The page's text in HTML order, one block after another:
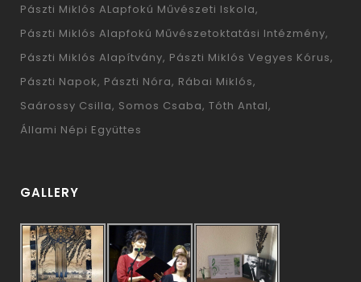
Pászti Miklós ALapfokú Művészeti Iskola
Pászti Miklós Alapfokú Művészetoktatási Intézmény
Pászti Miklós Alapítvány Pászti Miklós Vegyes Kórus
Pászti Napok Pászti Nóra Rábai Miklós
Saárossy Csilla Somos Csaba Tóth Antal
Állami Népi Együttes
GALLERY